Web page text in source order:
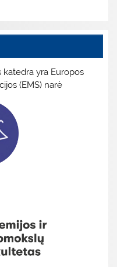
yra Europos
(EMS) narė